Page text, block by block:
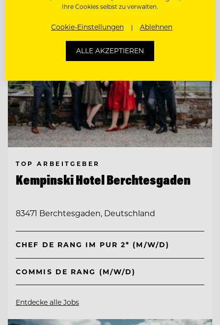
TOP ARBEITGEBER
Kempinski Hotel Berchtesgaden
83471 Berchtesgaden, Deutschland
CHEF DE RANG IM PUR 2* (M/W/D)
COMMIS DE RANG (M/W/D)
Entdecke alle Jobs
Ihre Cookies selbst zu verwalten.
Cookie-Einstellungen Ablehnen
ALLE AKZEPTIEREN